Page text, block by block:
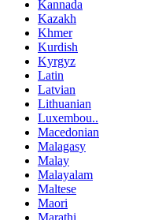
Kannada
Kazakh
Khmer
Kurdish
Kyrgyz
Latin
Latvian
Lithuanian
Luxembou..
Macedonian
Malagasy
Malay
Malayalam
Maltese
Maori
Marathi